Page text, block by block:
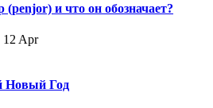
(penjor) и что он обозначает?
12 Apr
Новый Год